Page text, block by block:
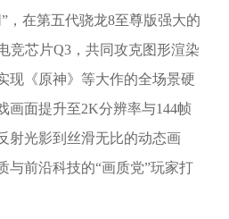
，在第五代骁龙8至尊版强大的
竞芯片Q3，共同攻克图形渲染
现《原神》等大作的全场景硬
画面提升至2K分辨率与144帧
射光影到丝滑无比的动态画
与前沿科技的“画质党”玩家打